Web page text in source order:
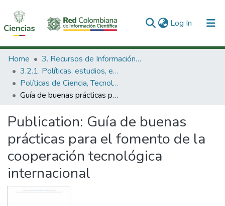
Log In (current)
Communities & Collections
All of DSpace
Statistics
Home
3. Recursos de Información Científica y Tecnológica
3.2.1. Políticas, estudios, evaluaciones e indicadores de CTeI
Políticas de Ciencia, Tecnología e Innovación
Guía de buenas prácticas para el fomento de la cooperación tecnológica internacional
Publication: Guía de buenas
prácticas para el fomento de la
cooperación tecnológica
internacional